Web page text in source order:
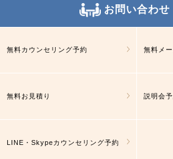
お問い合わせ
無料カウンセリング予約 無料メ
無料お見積り 説明会
LINE・Skypeカウンセリング予約